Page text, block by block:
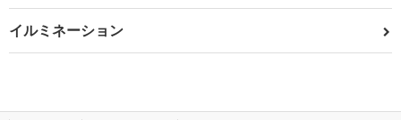
イルミネーション